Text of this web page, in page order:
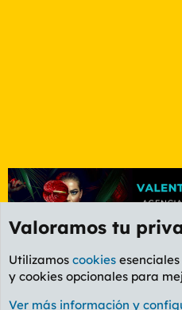
Etiquetas
Valoramos tu
Utilizamos cookies
y cookies opcionales para
Ver más información y